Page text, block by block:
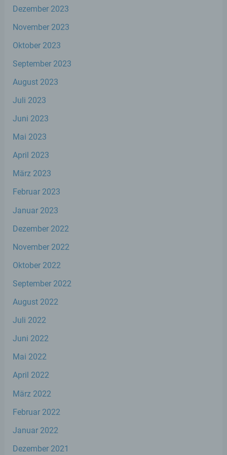
Dezember 2023
November 2023
Oktober 2023
September 2023
August 2023
Juli 2023
Juni 2023
Mai 2023
April 2023
März 2023
Februar 2023
Januar 2023
Dezember 2022
November 2022
Oktober 2022
September 2022
August 2022
Juli 2022
Juni 2022
Mai 2022
April 2022
März 2022
Februar 2022
Januar 2022
Dezember 2021
Zusammenhang mit personenbezogenen
Organisation, das Ordnen, die Speicherung,
Auslesen, das Abfragen, die Verwendung,
Verbreitung oder eine andere Form der
Verknüpfung, die Einschränkung, das
Einschränkung der Verarbeitung ist die
personenbezogener Daten mit dem Ziel,
e) Profiling
Verarbeitung personenbezogener Daten,
die darin besteht, dass diese
personenbezogenen Daten verwendet
werden, um bestimmte persönliche
Aspekte, die sich auf eine natürliche Person
beziehen, zu bewerten, insbesondere, um
Zuverlässigkeit, Verhalten, Aufenthaltsort
f) Pseudonymisierung
Pseudonymisierung ist die Verarbeitung
auf welche die personenbezogenen Daten
ohne Hinzuziehung zusätzlicher